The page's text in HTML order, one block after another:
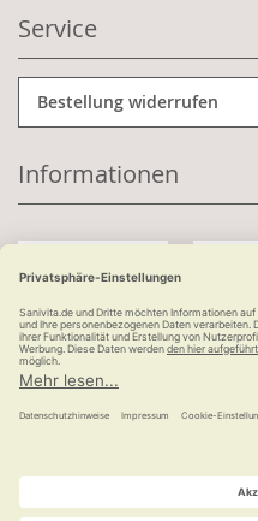
Service
Bestellung widerrufen
Informationen
Kauf auf Rechnung
versandkostenfrei